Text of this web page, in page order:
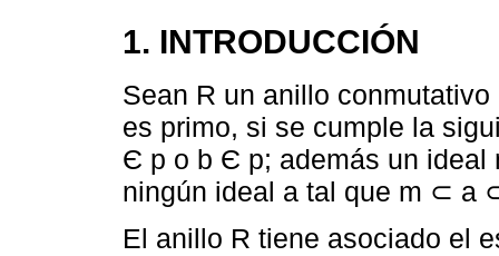
1. INTRODUCCIÓN
Sean R un anillo
es primo, si se cumple la
Є p o b Є p; además un ideal
ningún ideal а tal que m ⊂ а
El anillo R tiene asociado el